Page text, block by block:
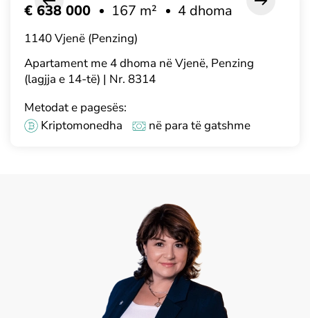
Apartament me 4 dhoma në Vjenë, Penzing
(lagjja e 14-të) | Nr. 8314
€ 638 000 167 m² 4 dhoma
1140 Vjenë (Penzing)
Metodat e pagesës:
Kriptomonedha
në para të gatshme